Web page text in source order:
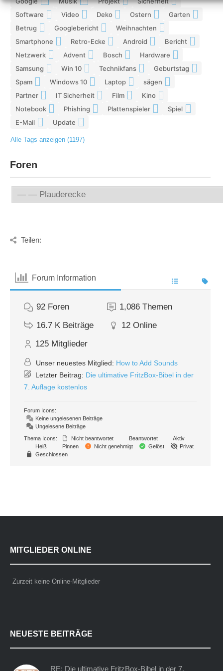
Software Video Deko Ostern Garten
Betrug Googlebericht Weihnachten
Smartphone Retro-Ecke Android Bericht
Netzwerk Advent Bosch Hardware
Samsung Win 10 Technikfans Geburtstag
Spam Windows 10 Laptop sägen
Partner IT Sicherheit Film Kino
Notebook Phishing Plattenspieler Spiel
E-Mail Update
Alle Tags anzeigen (1197)
Foren
Teilen:
Forum Information
92 Foren 1,086 Themen
16.7 K Beiträge 12 Online
125 Mitglieder
Unser neuestes Mitglied: How to Add Sounds
Letzter Beitrag: Die ultimative FritzBox-Bibel in der
7. Auflage kostenlos
Forum Icons:
Keine ungelesenen Beiträge
Ungelesene Beiträge
Thema Icons:
Nicht beantwortet Beantwortet
Aktiv
Heiß
Pinnen Nicht genehmigt Gelöst
Privat
Geschlossen
MITGLIEDER ONLINE
Zurzeit keine Online-Mitglieder
NEUESTE BEITRÄGE
RE: Die ultimative FritzBox-Bibel in der 7.